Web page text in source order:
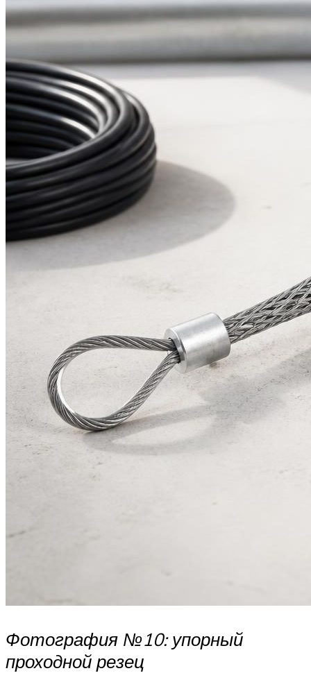
Фотография №10: упорный
проходной резец